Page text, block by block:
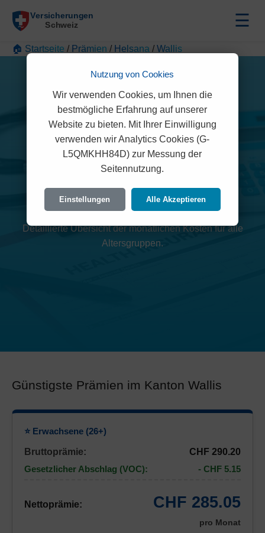
☰
🏠 Startseite / Prämien / Helsana / Wallis
Helsana Prämien 2026
(Wallis)
Detaillierte Übersicht der monatlichen Kosten für alle
Altersgruppen.
Günstigste Prämien im Kanton Wallis
⭐ Erwachsene (26+)
Bruttoprämie:
CHF 290.20
Gesetzlicher Abschlag (VOC):
- CHF 5.15
Nettoprämie: CHF 285.05
pro Monat
Nutzung von Cookies
Wir verwenden Cookies, um Ihnen die
bestmögliche Erfahrung auf unserer
Website zu bieten. Mit Ihrer Einwilligung
verwenden wir Analytics Cookies (G-
L5QMKHH84D) zur Messung der
Seitennutzung.
Einstellungen Alle Akzeptieren